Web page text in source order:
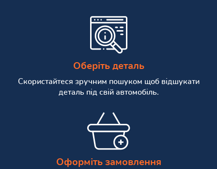
Оберіть деталь
Скористайтеся зручним пошуком щоб відшукати
деталь під свій автомобіль.
Оформіть замовлення